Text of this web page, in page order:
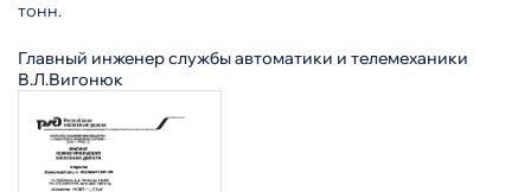
тонн.
Главный инженер службы автоматики и телемеханики
В.Л.Вигонюк